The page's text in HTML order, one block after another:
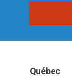
Québec